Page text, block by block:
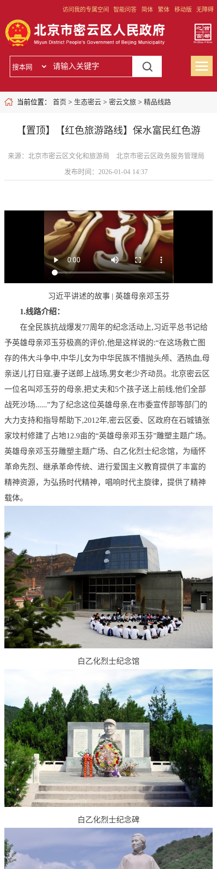
访问我的专属空间 智能问答 简体 繁体 移动版 无障碍
当前位置： 首页 > 生态密云> 密云文旅> 精品线路
【置顶】【红色旅游路线】保水富民红色游
来源：北京市密云区文化和旅游局 北京市密云区政务服务管理局
发布时间：2026-01-04 14:37
习近平讲述的故事 | 英雄母亲邓玉芬
1.线路介绍：
在全民族抗战爆发77周年的纪念活动上,习近平总书记给
予英雄母亲邓玉芬极高的评价,他是这样说的:“在这场救亡图
存的伟大斗争中,中华儿女为中华民族不惜抛头颅、洒热血,母
亲送儿打日寇,妻子送郎上战场,男女老少齐动员。北京密云区
一位名叫邓玉芬的母亲,把丈夫和5个孩子送上前线,他们全部
战死沙场......”为了纪念这位英雄母亲,在市委宣传部等部门的
大力支持和指导帮助下,2012年,密云区委、区政府在石城镇张
家坟村修建了占地12.9亩的“英雄母亲邓玉芬”雕塑主题广场。
英雄母亲邓玉芬雕塑主题广场、白乙化烈士纪念馆，为缅怀
革命先烈、继承革命传统、进行爱国主义教育提供了丰富的
精神资源，为弘扬时代精神，唱响时代主旋律，提供了精神
载体。
白乙化烈士纪念馆
白乙化烈士纪念碑